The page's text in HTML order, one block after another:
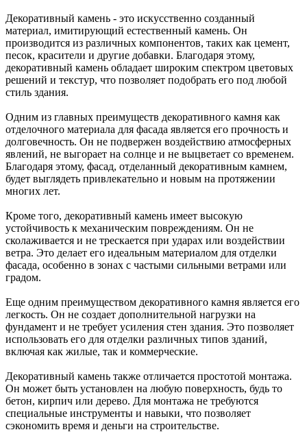
Декоративный камень - это искусственно созданный
материал, имитирующий естественный камень. Он
производится из различных компонентов, таких как цемент,
песок, красители и другие добавки. Благодаря этому,
декоративный камень обладает широким спектром цветовых
решений и текстур, что позволяет подобрать его под любой
стиль здания.
Одним из главных преимуществ декоративного камня как
отделочного материала для фасада является его прочность и
долговечность. Он не подвержен воздействию атмосферных
явлений, не выгорает на солнце и не выцветает со временем.
Благодаря этому, фасад, отделанный декоративным камнем,
будет выглядеть привлекательно и новым на протяжении
многих лет.
Кроме того, декоративный камень имеет высокую
устойчивость к механическим повреждениям. Он не
сколаживается и не трескается при ударах или воздействии
ветра. Это делает его идеальным материалом для отделки
фасада, особенно в зонах с частыми сильными ветрами или
градом.
Еще одним преимуществом декоративного камня является его
легкость. Он не создает дополнительной нагрузки на
фундамент и не требует усиления стен здания. Это позволяет
использовать его для отделки различных типов зданий,
включая как жилые, так и коммерческие.
Декоративный камень также отличается простотой монтажа.
Он может быть установлен на любую поверхность, будь то
бетон, кирпич или дерево. Для монтажа не требуются
специальные инструменты и навыки, что позволяет
сэкономить время и деньги на строительстве.